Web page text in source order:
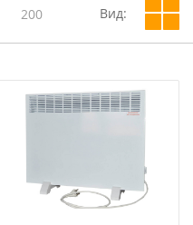
200 Вид: